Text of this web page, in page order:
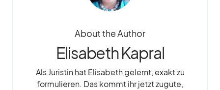
About the Author
Elisabeth Kapral
Als Juristin hat Elisabeth gelernt, exakt zu
formulieren. Das kommt ihr jetzt zugute,